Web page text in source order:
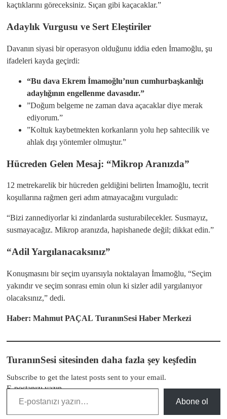
kaçtıklarını göreceksiniz. Sıçan gibi kaçacaklar.”
Adaylık Vurgusu ve Sert Eleştiriler
​Davanın siyasi bir operasyon olduğunu iddia eden İmamoğlu, şu
ifadeleri kayda geçirdi:
“Bu dava Ekrem İmamoğlu’nun cumhurbaşkanlığı
adaylığının engellenme davasıdır.”
​”Doğum belgeme ne zaman dava açacaklar diye merak
ediyorum.”
​”Koltuk kaybetmekten korkanların yolu hep sahtecilik ve
ahlak dışı yöntemler olmuştur.”
Hücreden Gelen Mesaj: “Mikrop Aranızda”
​12 metrekarelik bir hücreden geldiğini belirten İmamoğlu, tecrit
koşullarına rağmen geri adım atmayacağını vurguladı:
“Bizi zannediyorlar ki zindanlarda susturabilecekler. Susmayız,
susmayacağız. Mikrop aranızda, hapishanede değil; dikkat edin.”
“Adil Yargılanacaksınız”
​Konuşmasını bir seçim uyarısıyla noktalayan İmamoğlu, “Seçim
yakındır ve seçim sonrası emin olun ki sizler adil yargılanıyor
olacaksınız,” dedi.
Haber: Mahmut PAÇAL TuranınSesi Haber Merkezi
TuranınSesi sitesinden daha fazla şey keşfedin
Subscribe to get the latest posts sent to your email.
E-postanızı yazın…
Abone ol